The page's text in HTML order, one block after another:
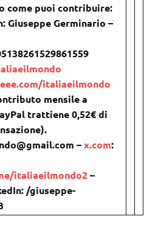
come puoi contribuire:
Giuseppe Germinario –
italiaeilmondo
mensile a
trattiene 0,52€ di
–x.com:
italiaeilmondo2–
/giuseppe-